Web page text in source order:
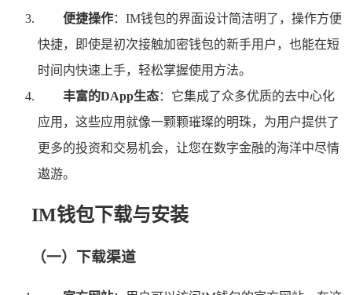
便捷操作：IM钱包的界面设计简洁明了，操作方便
快捷，即使是初次接触加密钱包的新手用户，也能在短
时间内快速上手，轻松掌握使用方法。
丰富的DApp生态：它集成了众多优质的去中心化
应用，这些应用就像一颗颗璀璨的明珠，为用户提供了
更多的投资和交易机会，让您在数字金融的海洋中尽情
遨游。
IM钱包下载与安装
（一）下载渠道